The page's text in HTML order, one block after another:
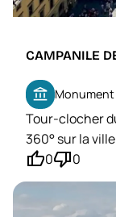
CAMPANILE
account_balance
Tour-clocher
360° sur la
thumb_up'0thumb_down'0